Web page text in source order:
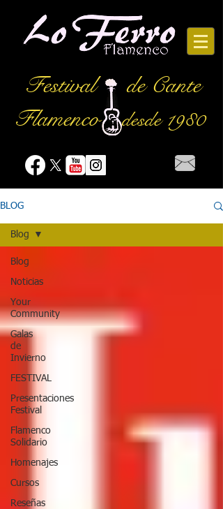
Festival
de Cante
Flamencodesde 1980
BLOG
Blog
Noticias
Your
Community
Galas
de
Invierno
FESTIVAL
Presentaciones
Festival
Flamenco
Solidario
Homenajes
Cursos
Reseñas
Blog